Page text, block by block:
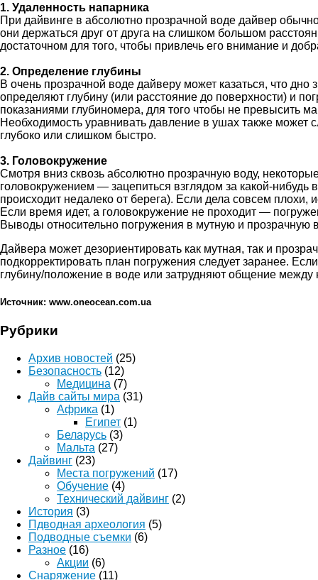
1. Удаленность напарника
При дайвинге в абсолютно прозрачной воде дайвер
они держаться друг от друга на слишком большом
достаточном для того, чтобы привлечь его внимание и
2. Определение глубины
В очень прозрачной воде дайверу может казаться, что
определяют глубину (или расстояние до поверхности) и
показаниями глубиномера, для того чтобы не превысить
Необходимость уравнивать давление в ушах также может
глубоко или слишком быстро.
3. Головокружение
Смотря вниз сквозь абсолютно прозрачную воду,
головокружением — зацепиться взглядом за какой-
происходит недалеко от берега). Если дела совсем
Если время идет, а головокружение не проходит —
Выводы относительно погружения в мутную и прозрачную
Дайвера может дезориентировать как мутная, так и
подкорректировать план погружения следует заранее.
глубину/положение в воде или затрудняют общение
Источник: www.oneocean.com.ua
Рубрики
Архив новостей (25)
Безопасность (12)
Медицина (7)
Дайв сайты мира (31)
Африка (1)
Египет (1)
Беларусь (3)
Мальта (27)
Дайвинг (23)
Места погружений (17)
Обучение (4)
Технический дайвинг (2)
История (3)
Пдводная археология (5)
Подводные съемки (6)
Разное (16)
Акции (6)
Снаряжение (11)